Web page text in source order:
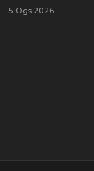
5 Ogs 2026